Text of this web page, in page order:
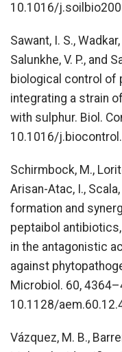
10.1016/
Sawant, I. S., Wadkar,
Salunkhe, V. P., and
biological control of
integrating a strain
with sulphur. Biol.
10.1016/
Schirmbock, M.,
Arisan-Atac, I.,
formation and
peptaibol
in the antagonistic
against
Microbiol. 60,
10.1128/
Vázquez, M. B.,